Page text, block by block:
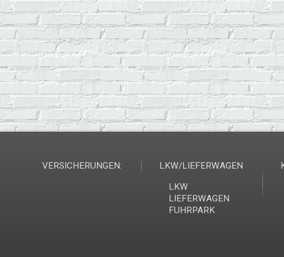
VERSICHERUNGEN:
LKW/LIEFERWAGEN
LKW
LIEFERWAGEN
FUHRPARK